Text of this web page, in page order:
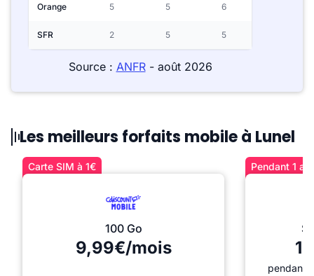
Orange 5 5 6
SFR 2 5 5
Source : ANFR- août 2026
Les meilleurs forfaits mobile à Lunel
Carte SIM à 1€
100 Go
9,99€/mois
Pendant 1
pendant